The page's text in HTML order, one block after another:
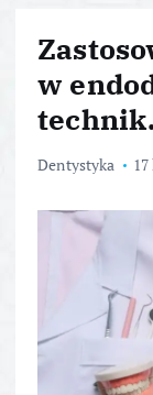
w
technik.
Dentystyka